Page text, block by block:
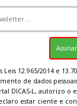
Leis 12.965/2014 e
de dados
DICAS-L, autorizo o
estar ciente e